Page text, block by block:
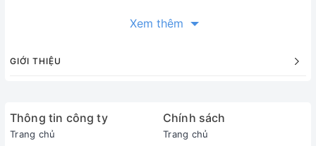
Xem thêm
GIỚI THIỆU
Thông tin công ty
Trang chủ
Chính sách
Trang chủ